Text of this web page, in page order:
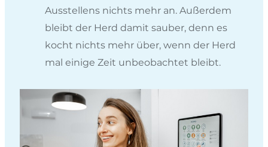
Ausstellens nichts mehr an. Außerdem
bleibt der Herd damit sauber, denn es
kocht nichts mehr über, wenn der Herd
mal einige Zeit unbeobachtet bleibt.